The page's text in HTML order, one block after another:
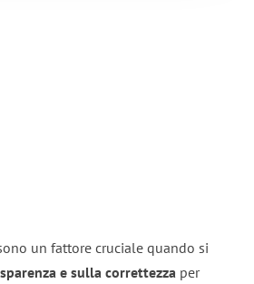
un fattore cruciale quando si
e sulla correttezza per